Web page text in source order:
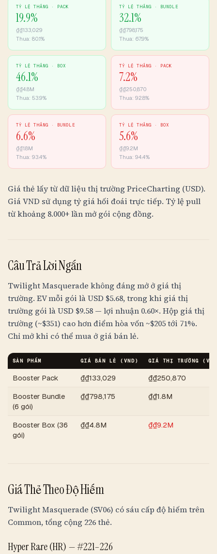
TỶ LỆ THẮNG · PACK
19.9%
₫₫133,029
Thua: 80.1%
TỶ LỆ THẮNG · BUNDLE
32.1%
₫₫798,175
Thua: 67.9%
TỶ LỆ THẮNG · BOX
46.1%
₫₫4.8M
Thua: 53.9%
TỶ LỆ THẮNG · PACK
7.2%
₫₫250,870
Thua: 92.8%
TỶ LỆ THẮNG · BUNDLE
6.6%
₫₫1.8M
Thua: 93.4%
TỶ LỆ THẮNG · BOX
5.6%
₫₫9.2M
Thua: 94.4%
Giá thẻ lấy từ dữ liệu thị trường PriceCharting (USD).
GiáVND sử dụng tỷ giá hối đoái trực tiếp. Tỷ lệ pull
từ khoảng 8.000+ lần mở gói cộng đồng.
Câu Trả Lời Ngắn
Twilight Masquerade không đáng mở ở giá thị
trường. EV mỗi gói là USD $5.68, trong khi giá thị
trường gói là USD $9.58 — lợi nhuận 0.60×. Hộp giá thị
trường (~$351) cao hơn điểm hòa vốn ~$205 tới 71%.
Chỉ mở khi có thể mua ở giá bán lẻ.
SẢN PHẨM GIÁ BÁN LẺ ( VND ) GIÁ THỊ TRƯỜNG ( VND
Booster Pack ₫₫133,029 ₫₫250,870
Booster Bundle
(6 gói)
₫₫798,175 ₫₫1.8M
Booster Box (36
gói)
₫₫4.8M ₫₫9.2M
Giá Thẻ Theo Độ Hiếm
Twilight Masquerade (SV06) có sáu cấp độ hiếm trên
Common, tổng cộng 226 thẻ.
Hyper Rare (HR) —#221–226